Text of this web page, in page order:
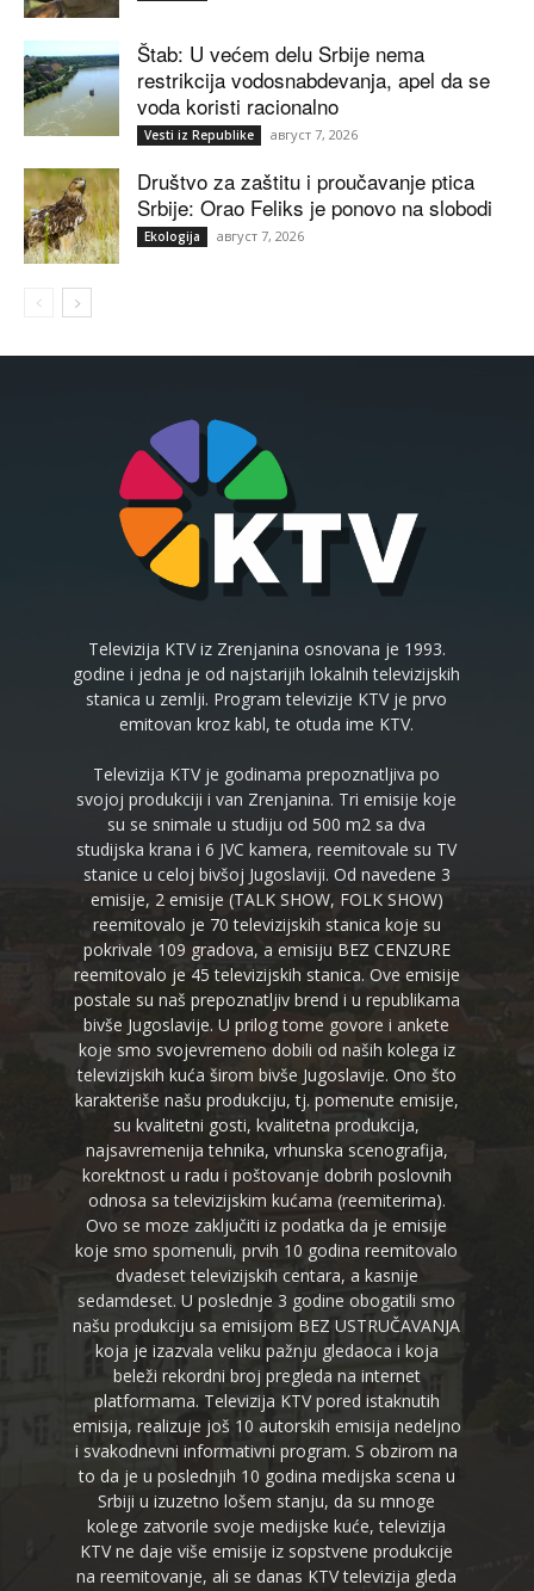
Štab: U većem delu Srbije nema
restrikcija vodosnabdevanja, apel da se
voda koristi racionalno
Vesti iz Republike август 7, 2026
Društvo za zaštitu i proučavanje ptica
Srbije: Orao Feliks je ponovo na slobodi
Ekologija август 7, 2026
Televizija KTV iz Zrenjanina osnovana je 1993.
godine i jedna je od najstarijih lokalnih televizijskih
stanica u zemlji. Program televizije KTV je prvo
emitovan kroz kabl, te otuda ime KTV.
Televizija KTV je godinama prepoznatljiva po
svojoj produkciji i van Zrenjanina. Tri emisije koje
su se snimale u studiju od 500 m2 sa dva
studijska krana i 6 JVC kamera, reemitovale su TV
stanice u celoj bivšoj Jugoslaviji. Od navedene 3
emisije, 2 emisije (TALK SHOW, FOLK SHOW)
reemitovalo je 70 televizijskih stanica koje su
pokrivale 109 gradova, a emisiju BEZ CENZURE
reemitovalo je 45 televizijskih stanica. Ove emisije
postale su naš prepoznatljiv brend i u republikama
bivše Jugoslavije. U prilog tome govore i ankete
koje smo svojevremeno dobili od naših kolega iz
televizijskih kuća širom bivše Jugoslavije. Ono što
karakteriše našu produkciju, tj. pomenute emisije,
su kvalitetni gosti, kvalitetna produkcija,
najsavremenija tehnika, vrhunska scenografija,
korektnost u radu i poštovanje dobrih poslovnih
odnosa sa televizijskim kućama (reemiterima).
Ovo se moze zaključiti iz podatka da je emisije
koje smo spomenuli, prvih 10 godina reemitovalo
dvadeset televizijskih centara, a kasnije
sedamdeset. U poslednje 3 godine obogatili smo
našu produkciju sa emisijom BEZ USTRUČAVANJA
koja je izazvala veliku pažnju gledaoca i koja
beleži rekordni broj pregleda na internet
platformama. Televizija KTV pored istaknutih
emisija, realizuje još 10 autorskih emisija nedeljno
i svakodnevni informativni program. S obzirom na
to da je u poslednjih 10 godina medijska scena u
Srbiji u izuzetno lošem stanju, da su mnoge
kolege zatvorile svoje medijske kuće, televizija
KTV ne daje više emisije iz sopstvene produkcije
na reemitovanje, ali se danas KTV televizija gleda